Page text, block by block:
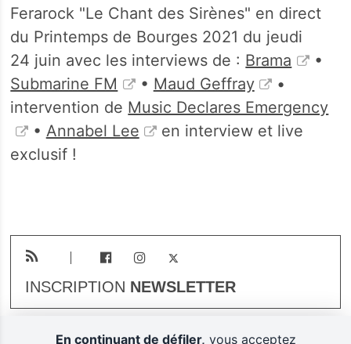
Ferarock "Le Chant des Sirènes" en direct
du Printemps de Bourges 2021 du jeudi
24 juin avec les interviews de : Brama
•
Submarine FM
• Maud Geffray
•
intervention de Music Declares Emergency
• Annabel Lee
en interview et live
exclusif !
INSCRIPTION NEWSLETTER
En continuant de défiler, vous acceptez